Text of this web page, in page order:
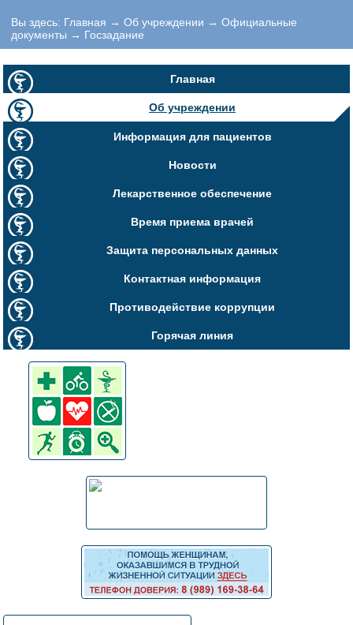
Вы здесь: Главная →Об учреждении →Официальные
документы → Госзадание
Главная
Об учреждении
Информация для пациентов
Новости
Лекарственное обеспечение
Время приема врачей
Защита персональных данных
Контактная информация
Противодействие коррупции
Горячая линия